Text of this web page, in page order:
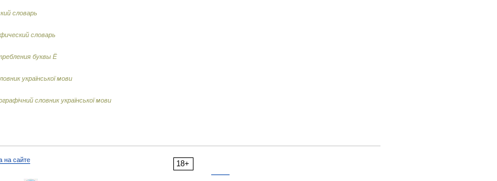
словарь
словарь
буквы Ё
української мови
словник української мови
18+
на сайте